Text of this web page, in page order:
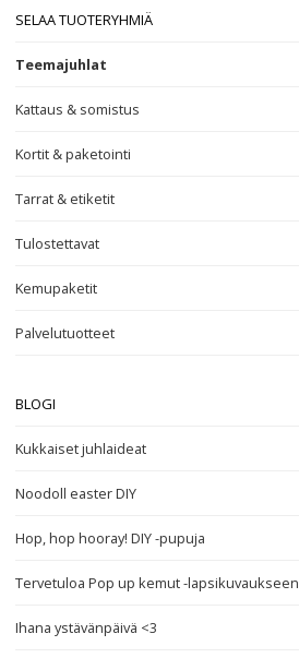
SELAA TUOTERYHMIÄ
Teemajuhlat
Kattaus & somistus
Kortit & paketointi
Tarrat & etiketit
Tulostettavat
Kemupaketit
Palvelutuotteet
BLOGI
Kukkaiset juhlaideat
Noodoll easter DIY
Hop, hop hooray! DIY -pupuja
Tervetuloa Pop up kemut -lapsikuvaukseen
Ihana ystävänpäivä <3